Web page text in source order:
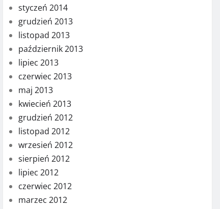
styczeń 2014
grudzień 2013
listopad 2013
październik 2013
lipiec 2013
czerwiec 2013
maj 2013
kwiecień 2013
grudzień 2012
listopad 2012
wrzesień 2012
sierpień 2012
lipiec 2012
czerwiec 2012
marzec 2012